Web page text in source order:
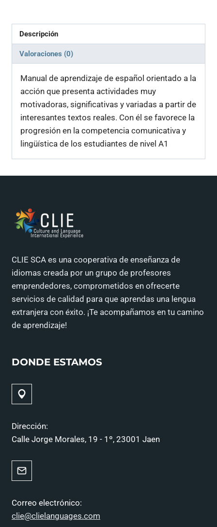
Descripción
Valoraciones (0)
Manual de aprendizaje de español orientado a la
acción que presenta actividades muy
motivadoras, significativas y variadas a partir de
interesantes textos reales. Con él se favorece la
progresión en la competencia comunicativa y
lingüística de los estudiantes de nivel A1
CLIE SCA es una cooperativa de enseñanza de
idiomas creada por un grupo de profesores
emprendedores, comprometidos en ofrecerte
servicios de calidad para que aprendas una lengua
extranjera con éxito. ¡Te acompañamos en tu camino
de aprendizaje!
DONDE ESTAMOS
Dirección:
Calle Jorge Morales, 19 - 1º, 23001 Jaen
Correo electrónico:
clie@clielanguages.com